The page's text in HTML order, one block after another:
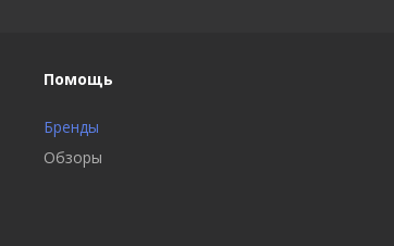
Помощь
Бренды
Обзоры